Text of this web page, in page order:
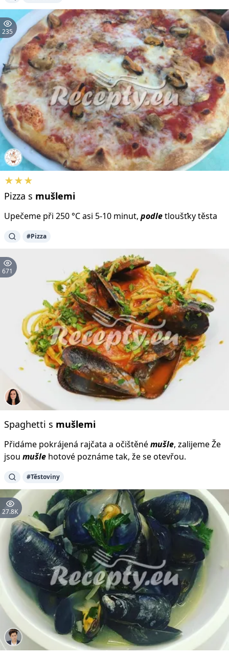
235
★★★
Pizza s mušlemi
Upečeme při 250 °C asi 5-10 minut, podletloušťky těsta
#Pizza
671
Spaghetti s mušlemi
Přidáme pokrájená rajčata a očištěnémušle, zalijeme Že
jsou mušle hotové poznáme tak, že se otevřou.
#Těstoviny
27.8K